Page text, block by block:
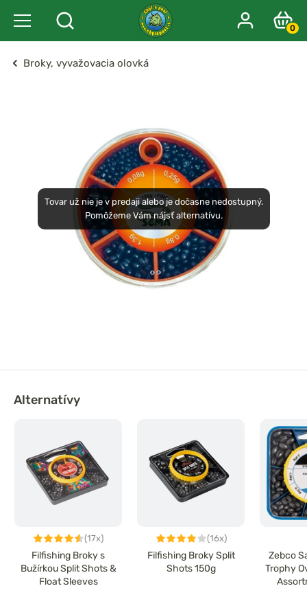
0
Broky, vyvažovacia olovká
Tovar už nie je v predaji alebo je dočasne nedostupný.
Pomôžeme Vám nájsť alternatívu.
Alternatívy
(17x)
Filfishing Broky s
Bužírkou Split Shots &
Float Sleeves
(16x)
Filfishing Broky Split
Shots 150g
Zebco
Trophy